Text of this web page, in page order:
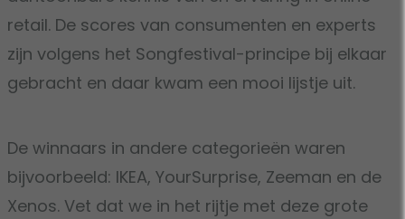
retail. De scores van consumenten en experts
zijn volgens het Songfestival-principe bij elkaar
gebracht en daar kwam een mooi lijstje uit.
De winnaars in andere categorieën waren
bijvoorbeeld: IKEA, YourSurprise, Zeeman en de
Xenos. Vet dat we in het rijtje met deze grote